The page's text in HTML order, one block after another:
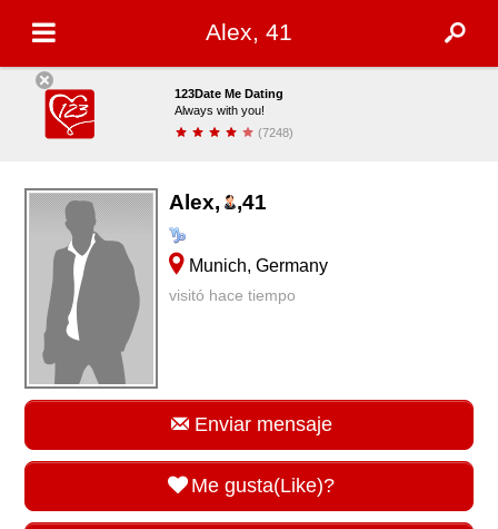
Alex, 41
123Date Me Dating
Always with you!
(7248)
Alex, ,41
Munich, Germany
visitó hace tiempo
Enviar mensaje
Me gusta(Like)?